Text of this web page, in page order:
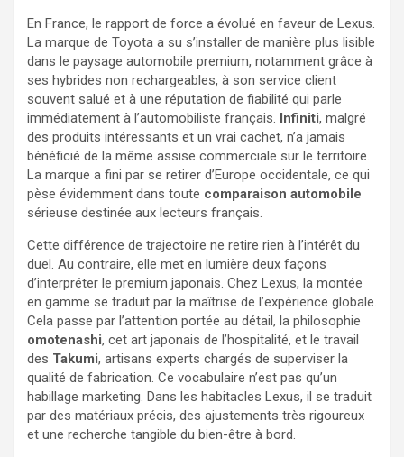
En France, le rapport de force a évolué en faveur de Lexus.
La marque de Toyota a su s’installer de manière plus lisible
dans le paysage automobile premium, notamment grâce à
ses hybrides non rechargeables, à son service client
souvent salué et à une réputation de fiabilité qui parle
immédiatement à l’automobiliste français. Infiniti, malgré
des produits intéressants et un vrai cachet, n’a jamais
bénéficié de la même assise commerciale sur le territoire.
La marque a fini par se retirer d’Europe occidentale, ce qui
pèse évidemment dans toute comparaison automobile
sérieuse destinée aux lecteurs français.
Cette différence de trajectoire ne retire rien à l’intérêt du
duel. Au contraire, elle met en lumière deux façons
d’interpréter le premium japonais. Chez Lexus, la montée
en gamme se traduit par la maîtrise de l’expérience globale.
Cela passe par l’attention portée au détail, la philosophie
omotenashi, cet art japonais de l’hospitalité, et le travail
des Takumi, artisans experts chargés de superviser la
qualité de fabrication. Ce vocabulaire n’est pas qu’un
habillage marketing. Dans les habitacles Lexus, il se traduit
par des matériaux précis, des ajustements très rigoureux
et une recherche tangible du bien-être à bord.